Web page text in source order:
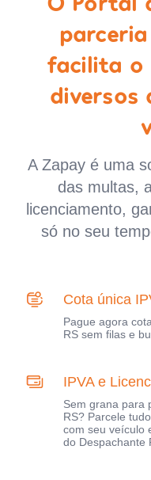
facilita o
diversos
A Zapay é uma
das multas,
licenciamento,
só no seu
Cota única
Pague agora
RS sem filas e
IPVA e
Sem grana para
RS? Parcele
com seu veículo
do Despachante